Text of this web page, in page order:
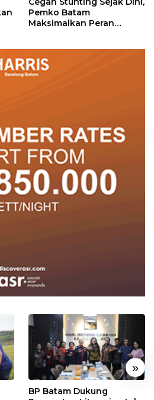
Pemko Batam
Maksimalkan Peran
»
BP Batam Dukung